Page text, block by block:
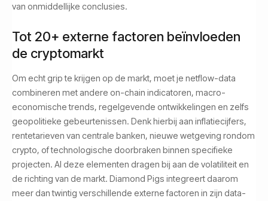
van onmiddellijke conclusies.
Tot 20+ externe factoren beïnvloeden
de cryptomarkt
Om echt grip te krijgen op de markt, moet je netflow-data
combineren met andere on-chain indicatoren, macro-
economische trends, regelgevende ontwikkelingen en zelfs
geopolitieke gebeurtenissen. Denk hierbij aan inflatiecijfers,
rentetarieven van centrale banken, nieuwe wetgeving rondom
crypto, of technologische doorbraken binnen specifieke
projecten. Al deze elementen dragen bij aan de volatiliteit en
de richting van de markt. Diamond Pigs integreert daarom
meer dan twintig verschillende externe factoren in zijn data-